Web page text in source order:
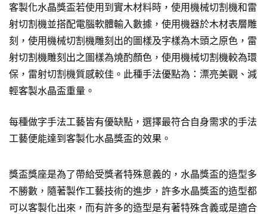
客製化水晶獎盃若使用到實木材料時，使用機械切割機和雷
射切割機並搭配電腦軟體輸入數據，使用機器於木材表層雕
刻，使用機械切割機雕刻出的圖樣及字樣為木頭之原色，雷
射切割機雕刻出之圖樣為燒酌顏色，使用機械切割機較為環
保，雷射切割機質感較佳。此種手法優點為：漂亮美觀、減
輕客製水晶盃重量。
每種做字手法工藝皆有優缺點，選擇最符合自身需求的手法
工藝便能達到客製化水晶獎盃的效果。
獎盃獎座是為了帶給受獎者特殊意義的，水晶獎盃的造型多
不勝數，隨著製作工藝技術的進步，許多水晶獎盃的造型都
可以客製化出來，而有許多的造型是有著特殊含義或是適合